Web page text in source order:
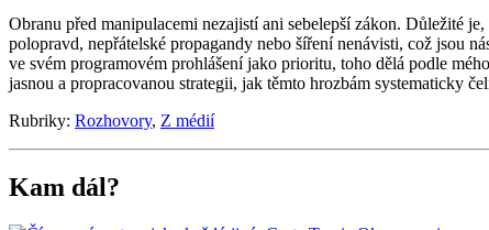
Obranu před manipulacemi nezajistí ani sebelepší zákon. Důležité
polopravd, nepřátelské propagandy nebo šíření nenávisti, což jsou
ve svém programovém prohlášení jako prioritu, toho dělá podle
jasnou a propracovanou strategii, jak těmto hrozbám systematicky
Rubriky: Rozhovory, Z médií
Kam dál?